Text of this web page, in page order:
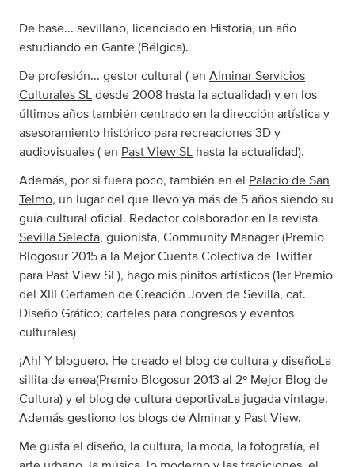
De base... sevillano, licenciado en Historia, un año
estudiando en Gante (Bélgica).
De profesión... gestor cultural ( en Alminar Servicios
Culturales SL
desde 2008 hasta la actualidad) y en los
últimos años también centrado en la dirección artística y
asesoramiento histórico para recreaciones 3D y
audiovisuales ( en Past View SL hasta la actualidad).
Además, por si fuera poco, también en el
Palacio de San
Telmo, un lugar del que llevo ya más de 5 años siendo su
guía cultural oficial. Redactor colaborador en la revista
Sevilla Selecta, guionista, Community Manager (Premio
Blogosur 2015 a la Mejor Cuenta Colectiva de Twitter
para Past View SL), hago mis pinitos artísticos (1er Premio
del XIII Certamen de Creación Joven de Sevilla, cat.
Diseño Gráfico; carteles para congresos y eventos
culturales)
¡Ah! Y bloguero. He creado el blog de cultura y diseño La
sillita de enea(Premio Blogosur 2013 al 2º Mejor Blog de
Cultura) y el blog de cultura deportiva La jugada vintage.
Además gestiono los blogs de Alminar y Past View.
Me gusta el diseño, la cultura, la moda, la fotografía, el